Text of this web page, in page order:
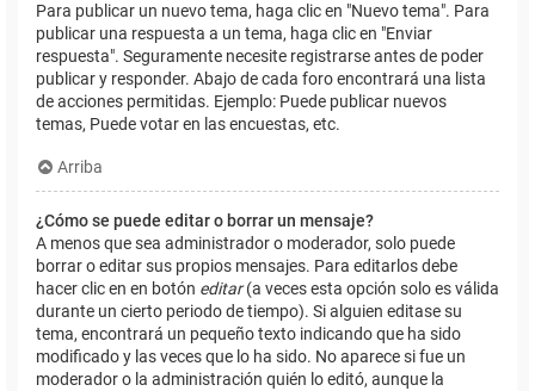
Para publicar un nuevo tema, haga clic en "Nuevo tema". Para
publicar una respuesta a un tema, haga clic en "Enviar
respuesta". Seguramente necesite registrarse antes de poder
publicar y responder. Abajo de cada foro encontrará una lista
de acciones permitidas. Ejemplo: Puede publicar nuevos
temas, Puede votar en las encuestas, etc.
Arriba
¿Cómo se puede editar o borrar un mensaje?
A menos que sea administrador o moderador, solo puede
borrar o editar sus propios mensajes. Para editarlos debe
hacer clic en en botón editar(a veces esta opción solo es válida
durante un cierto periodo de tiempo). Si alguien editase su
tema, encontrará un pequeño texto indicando que ha sido
modificado y las veces que lo ha sido. No aparece si fue un
moderador o la administración quién lo editó, aunque la